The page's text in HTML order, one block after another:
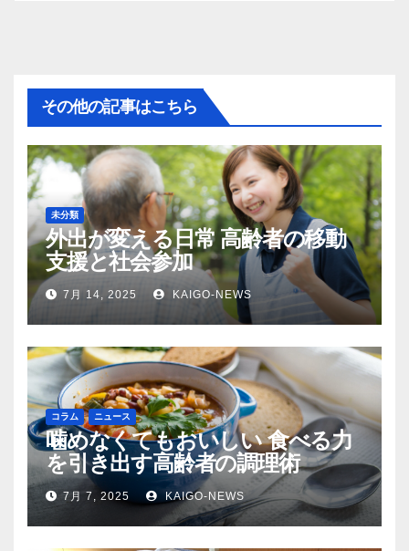
その他の記事はこちら
未分類
外出が変える日常 高齢者の移動
支援と社会参加
7月 14, 2025 KAIGO-NEWS
コラム ニュース
噛めなくてもおいしい 食べる力
を引き出す高齢者の調理術
7月 7, 2025 KAIGO-NEWS